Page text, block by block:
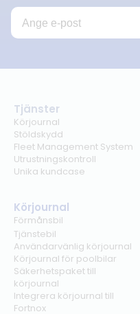
Tjänster
Körjournal
Stöldskydd
Fleet Management System
Utrustningskontroll
Unika kundcase
Körjournal
Förmånsbil
Tjänstebil
Användarvänlig körjournal
Körjournal för poolbilar
Säkerhetspaket till
körjournal
Integrera körjournal till
Fortnox